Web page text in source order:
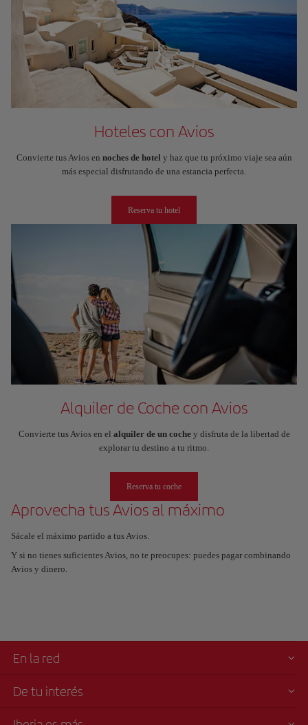
Hoteles con Avios
Convierte tus Avios en noches de hotel y haz que tu próximo viaje sea aún
más especial disfrutando de una estancia perfecta.
Reserva tu hotel
Alquiler de Coche con Avios
Convierte tus Avios en el alquiler de un cochey disfruta de la libertad de
explorar tu destino a tu ritmo.
Reserva tu coche
Aprovecha tus Avios al máximo
Sácale el máximo partido a tus Avios.
Y si no tienes suficientes Avios, no te preocupes: puedes pagar combinando
Avios y dinero.
En la red
De tu interés